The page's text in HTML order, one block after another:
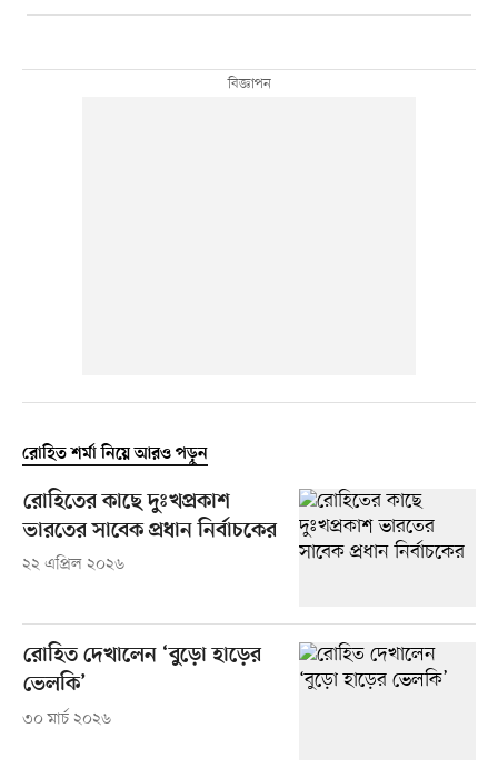
রোহিত শর্মা নিয়ে আরও পড়ুন
রোহিতের কাছে দুঃখপ্রকাশ
ভারতের সাবেক প্রধান নির্বাচকের
২২ এপ্রিল ২০২৬
রোহিত দেখালেন ‘বুড়ো হাড়ের
ভেলকি’
৩০ মার্চ ২০২৬